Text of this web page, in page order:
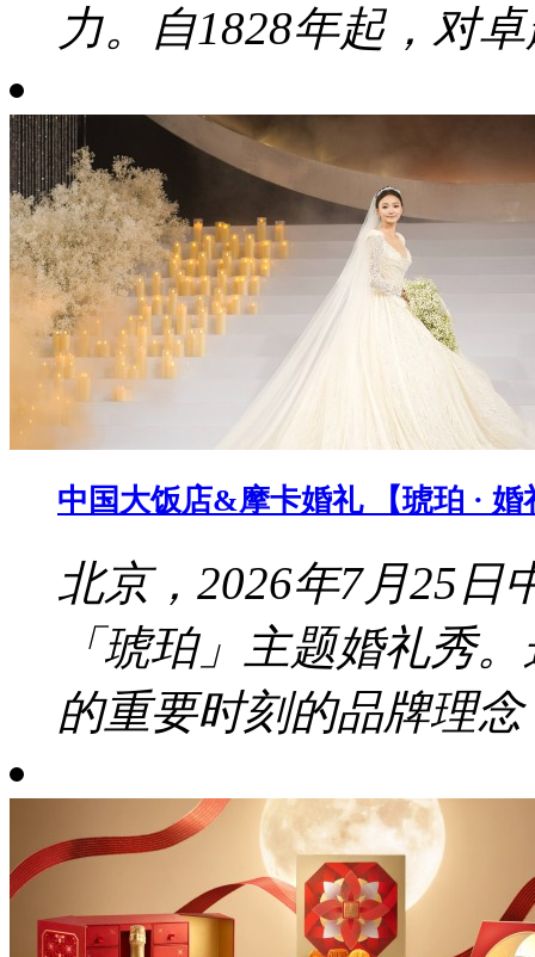
力。自1828年起，对
中国大饭店&摩卡婚礼 【琥珀 ·
北京，2026年7月25日
「琥珀」主题婚礼秀
的重要时刻的品牌理念